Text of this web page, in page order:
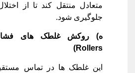
متعادل منتقل کند تا از
جلوگیری شود.
ه) روکش غلطک ‌های
Rollers)
این غلطک‌ ها در تماس